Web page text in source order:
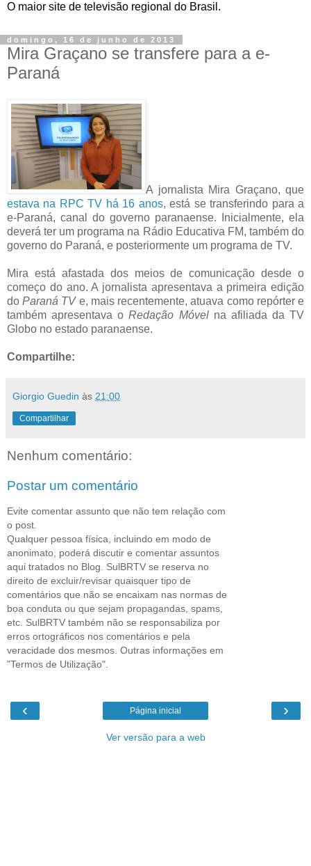
O maior site de televisão regional do Brasil.
domingo, 16 de junho de 2013
Mira Graçano se transfere para a e-
Paraná
A jornalista Mira Graçano, que
estava na RPC TV há 16 anos, está se transferindo para a
e-Paraná, canal do governo paranaense. Inicialmente, ela
deverá ter um programa na Rádio Educativa FM, também do
governo do Paraná, e posteriormente um programa de TV.
Mira está afastada dos meios de comunicação desde o
começo do ano. A jornalista apresentava a primeira edição
doParaná TVe, mais recentemente, atuava como repórter e
também apresentava oRedação Móvelna afiliada da TV
Globo no estado paranaense.
Compartilhe:
Giorgio Guedin às 21:00
Compartilhar
Nenhum comentário:
Postar um comentário
Evite comentar assunto que não tem relação com
o post.
Qualquer pessoa física, incluindo em modo de
anonimato, poderá discutir e comentar assuntos
aqui tratados no Blog. SulBRTV se reserva no
direito de excluir/revisar quaisquer tipo de
comentários que não se encaixam nas normas de
boa conduta ou que sejam propagandas, spams,
etc. SulBRTV também não se responsabiliza por
erros ortográficos nos comentários e pela
veracidade dos mesmos. Outras informações em
"Termos de Utilização".
‹ ›
Página inicial
Ver versão para a web